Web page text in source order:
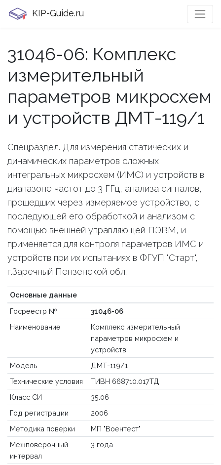
KIP-Guide.ru
31046-06: Комплекс
измерительный
параметров микросхем
и устройств ДМТ-119/1
Спецраздел. Для измерения статических и
динамических параметров сложных
интегральных микросхем (ИМС) и устройств в
диапазоне частот до 3 ГГц, анализа сигналов,
прошедших через измеряемое устройство, с
последующей его обработкой и анализом с
помощью внешней управляющей ПЭВМ, и
применяется для контроля параметров ИМС и
устройств при их испытаниях в ФГУП "Старт",
г.Заречный Пензенской обл.
Основные данные
Госреестр №
31046-06
Наименование
Комплекс измерительный
параметров микросхем и
устройств
Модель
ДМТ-119/1
Технические условия
ТИВН 668710.017ТД
Класс СИ
35.06
Год регистрации
2006
Методика поверки
МП "Воентест"
Межповерочный
интервал
3 года